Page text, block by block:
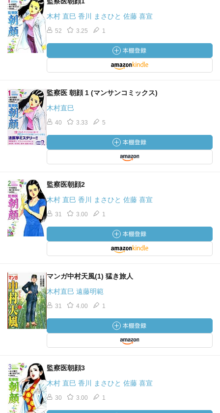
木村 直巳 香川 まさひと 佐藤 喜宣
52 3.25 1
監察医 朝顔 1 (マンサンコミックス)
木村直巳
40 3.33 5
監察医朝顔2
木村 直巳 香川 まさひと 佐藤 喜宣
31 3.00 1
マンガ中村天風(1) 猛き旅人
木村直巳 遠藤明範
31 4.00 1
監察医朝顔3
木村 直巳 香川 まさひと 佐藤 喜宣
30 3.00 1